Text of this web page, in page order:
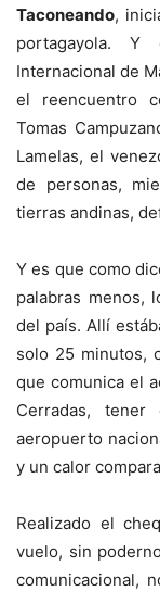
Taconeando,
portagayola.
Internacional de
el reencuentro
Tomas
Lamelas, el
de personas,
tierras andinas,
Y es que como
palabras menos,
del país. Allí
solo 25 minutos,
que comunica el
Cerradas,
aeropuerto
y un calor
Realizado el
vuelo, sin
comunicacional,